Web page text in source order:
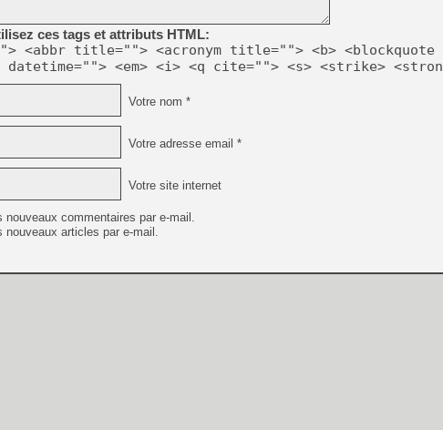
ces tags et attributs HTML:
<abbr title=""> <acronym title=""> <b> <blockquote
datetime=""> <em> <i> <q cite=""> <s> <strike>
Votre nom *
Votre adresse email *
Votre site internet
nouveaux commentaires par e-mail.
nouveaux articles par e-mail.